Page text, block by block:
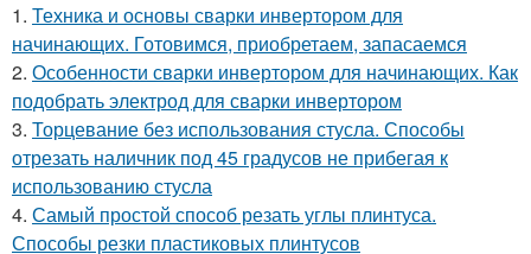
1. Техника и основы сварки инвертором для
начинающих. Готовимся, приобретаем, запасаемся
2. Особенности сварки инвертором для начинающих. Как
подобрать электрод для сварки инвертором
3. Торцевание без использования стусла. Способы
отрезать наличник под 45 градусов не прибегая к
использованию стусла
4. Самый простой способ резать углы плинтуса.
Способы резки пластиковых плинтусов